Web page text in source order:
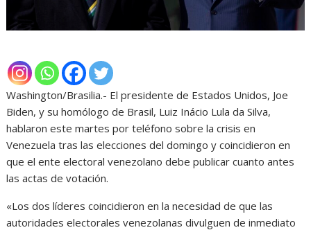
Washington/Brasilia.- El presidente de Estados Unidos, Joe
Biden, y su homólogo de Brasil, Luiz Inácio Lula da Silva,
hablaron este martes por teléfono sobre la crisis en
Venezuela tras las elecciones del domingo y coincidieron en
que el ente electoral venezolano debe publicar cuanto antes
las actas de votación.
«Los dos líderes coincidieron en la necesidad de que las
autoridades electorales venezolanas divulguen de inmediato